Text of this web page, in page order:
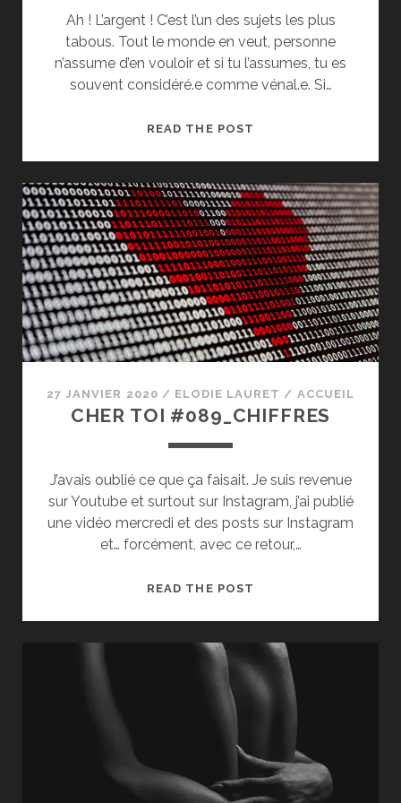
Ah ! L’argent ! C’est l’un des sujets les plus
tabous. Tout le monde en veut, personne
n’assume d’en vouloir et si tu l’assumes, tu es
souvent considéré.e comme vénal.e. Si…
READ THE POST
MONEY
!
27 JANVIER 2020 / ELODIE LAURET / ACCUEIL
CHER TOI #089_CHIFFRES
J’avais oublié ce que ça faisait. Je suis revenue
sur Youtube et surtout sur Instagram, j’ai publié
une vidéo mercredi et des posts sur Instagram
et… forcément, avec ce retour,…
READ THE POST